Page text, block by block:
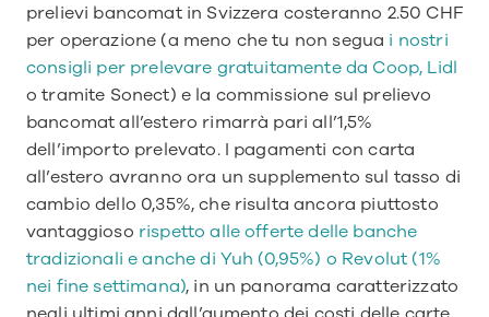
prelievi bancomat in Svizzera costeranno 2.50 CHF
per operazione (a meno che tu non segua i nostri
o tramite Sonect) e la commissione sul prelievo
bancomat all’estero rimarrà pari all’1,5%
dell’importo prelevato. I pagamenti con carta
all’estero avranno ora un supplemento sul tasso di
cambio dello 0,35%, che risulta ancora piuttosto
vantaggioso rispetto alle offerte delle banche
tradizionali e anche di Yuh (0,95%) o Revolut (1%
nei fine settimana), in un panorama caratterizzato